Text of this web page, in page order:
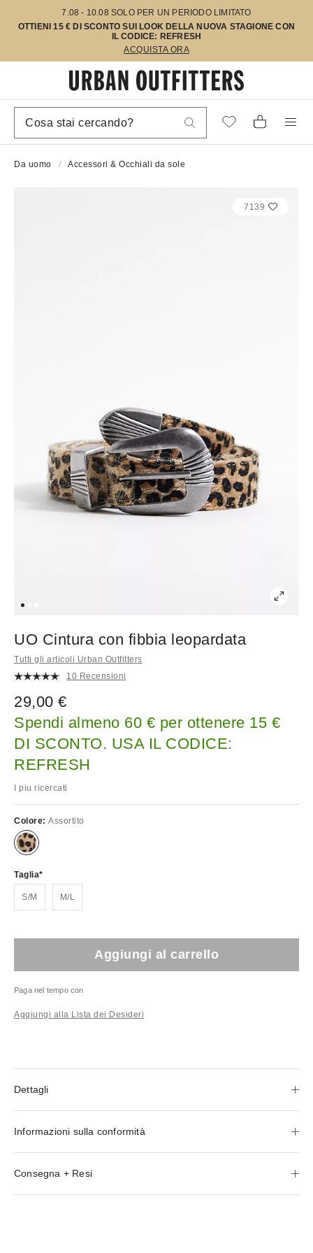
7.08 - 10.08 SOLO PER UN PERIODO LIMITATO
OTTIENI 15 € DI SCONTO SUI LOOK DELLA NUOVA STAGIONE CON
IL CODICE: REFRESH
ACQUISTA ORA
Da uomo Accessori & Occhiali da sole
7139
UO Cintura con fibbia leopardata
Tutti gli articoli Urban Outfitters
10 Recensioni
29,00 €
Spendi almeno 60 € per ottenere 15 €
DI SCONTO. USA IL CODICE:
REFRESH
I piu ricercati
Colore: Assortito
Taglia
S/M M/L
Aggiungi al carrello
Paga nel tempo con
Aggiungi alla Lista dei Desideri
Dettagli
Informazioni sulla conformità
Consegna + Resi